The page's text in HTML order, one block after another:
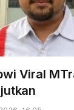
Viral